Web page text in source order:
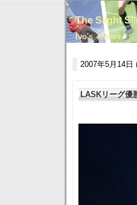
The Slight
Ivo's News
2007年5月14日
LASKリーグ優